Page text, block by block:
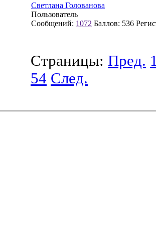
Светлана Голованова
Пользователь
Сообщений: 1072 Баллов: 536
Страницы: Пред.
54 След.